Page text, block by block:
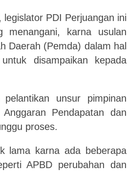
PDI Perjuangan ini
menangani, karna usulan
Daerah (Pemda) dalam hal
disampaikan kepada
unsur pimpinan
Pendapatan dan
proses.
lama karna ada beberapa
APBD perubahan dan